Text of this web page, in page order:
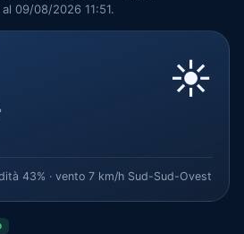
09/08/2026 11:51.
☀️
43% · vento 7 km/h Sud-Sud-Ovest